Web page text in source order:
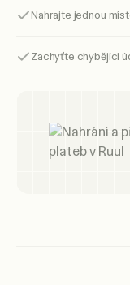
Nahrajte jednou
Zachyťte chybějící